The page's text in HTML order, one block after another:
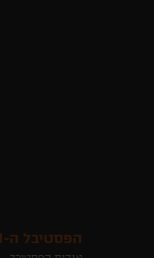
הפסטיבל ה-41